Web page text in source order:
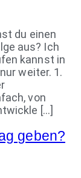
du einen
aus? Ich
kannst in
weiter. 1.
von
[…]
geben?